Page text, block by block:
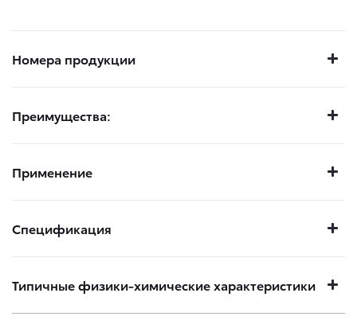
Номера продукции
Преимущества:
Применение
Спецификация
Типичные физики-химические характеристики